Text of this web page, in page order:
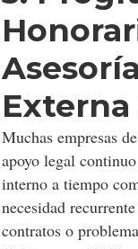
Externa
Muchas empresas
apoyo legal
interno a tiempo
necesidad
contratos o